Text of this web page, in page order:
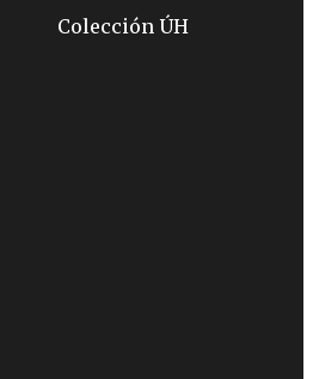
Colección ÚH